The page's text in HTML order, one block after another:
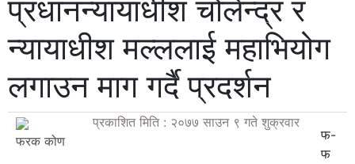
प्रधानन्यायाधीश चोलेन्द्र र
न्यायाधीश मल्ललाई महाभियोग
लगाउन माग गर्दै प्रदर्शन
फरक कोण
प्रकाशित मिति : २०७७ साउन ९ गते शुक्रवार
फ-
फ